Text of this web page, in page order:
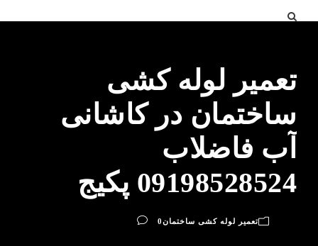
تعمیر لوله کشی
ساختمان در کاشانی
آب فاضلاب
09198528524 پکیج
تعمیر لوله کشی ساختمان0